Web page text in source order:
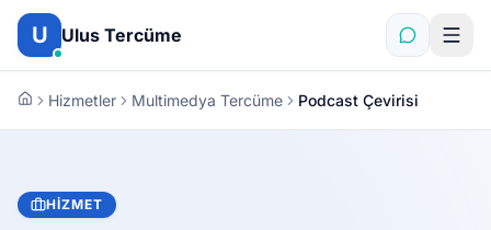
İçeriğe atla
U Ulus Tercüme
Hizmetler Multimedya Tercüme Podcast Çevirisi
HIZMET